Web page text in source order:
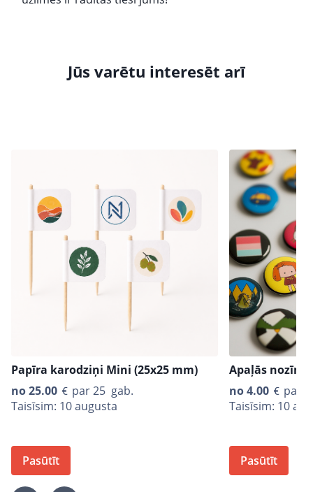
Jūs varētu interesēt arī
Papīra karodziņi Mini (25x25 mm)
no25.00
par 25 gab.
Taisīsim: 10 augusta
Pasūtīt
Apaļās
no4.00
par
Taisīsim: 10
Pasūtīt